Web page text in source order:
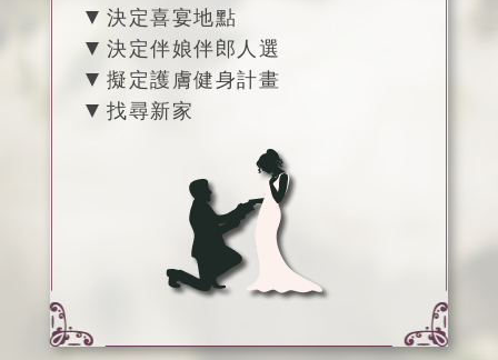
決定喜宴地點
決定伴娘伴郎人選
擬定護膚健身計畫
找尋新家